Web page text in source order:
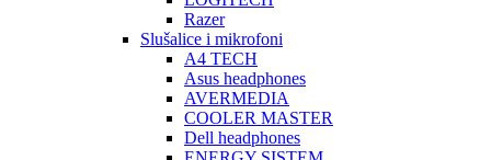
Razer
Slušalice i mikrofoni
A4 TECH
Asus headphones
AVERMEDIA
COOLER MASTER
Dell headphones